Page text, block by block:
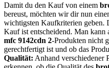
Damit du den Kauf von einem
bereust, möchten wir dir nun
wichtigsten Kaufkriterien geben.
Kauf ist entscheidend. Man kann
mfc 9142cdn 2-Produkten nicht
gerechtfertigt ist und ob das
Qualität: Anhand verschiedener